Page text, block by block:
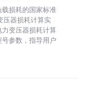
损耗的国家标准
压器损耗计算实
变压器损耗计算
号参数，指导用户